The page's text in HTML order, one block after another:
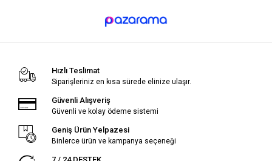
Hızlı Teslimat
Siparişleriniz en kısa sürede elinize ulaşır.
Güvenli Alışveriş
Güvenli ve kolay ödeme sistemi
Geniş Ürün Yelpazesi
Binlerce ürün ve kampanya seçeneği